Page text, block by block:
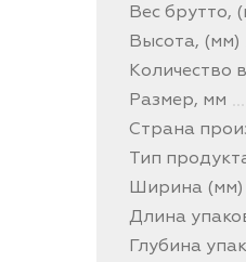
Вес брутто,
Высота, (мм)
Количество
Размер, мм
Страна
Тип
Ширина (мм)
Длина
Глубина